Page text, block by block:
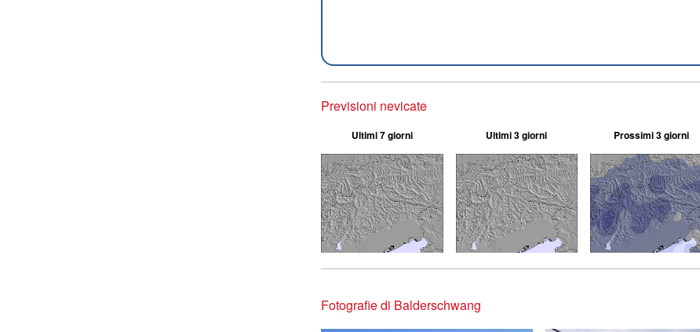
Previsioni nevicate
Ultimi 7 giorni Ultimi 3 giorni Prossimi 3 giorni
Fotografie di Balderschwang